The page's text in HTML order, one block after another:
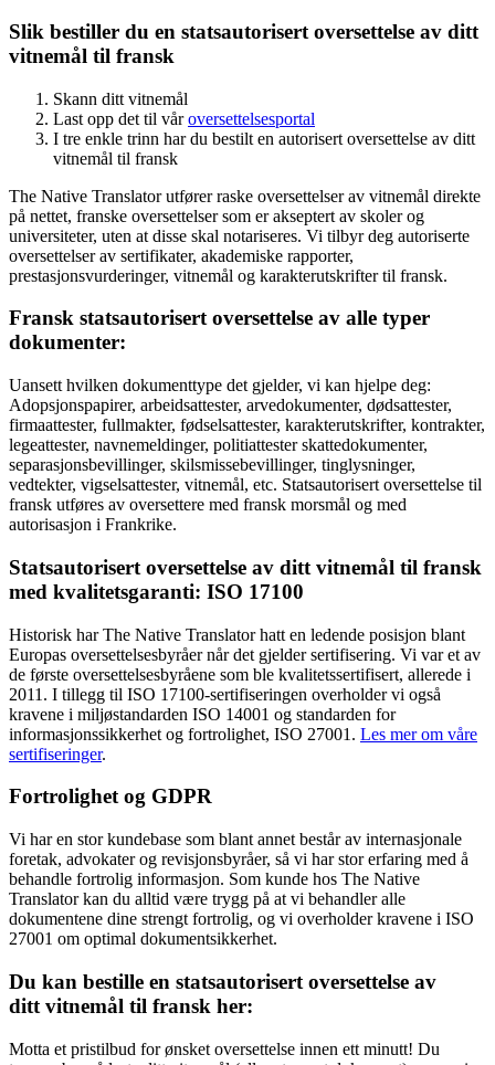
Slik bestiller du en statsautorisert oversettelse av ditt
vitnemål til fransk
Skann ditt vitnemål
Last opp det til våroversettelsesportal
I tre enkle trinn har du bestilt en autorisert oversettelse av ditt
vitnemål til fransk
The Native Translator utfører raske oversettelser av vitnemål direkte
på nettet, franske oversettelser som er akseptert av skoler og
universiteter, uten at disse skal notariseres. Vi tilbyr deg autoriserte
oversettelser av sertifikater, akademiske rapporter,
prestasjonsvurderinger, vitnemål og karakterutskrifter til fransk.
Fransk statsautorisert oversettelse av alle typer
dokumenter:
Uansett hvilken dokumenttype det gjelder, vi kan hjelpe deg:
Adopsjonspapirer, arbeidsattester, arvedokumenter, dødsattester,
firmaattester, fullmakter, fødselsattester, karakterutskrifter, kontrakter,
legeattester, navnemeldinger, politiattester skattedokumenter,
separasjonsbevillinger, skilsmissebevillinger, tinglysninger,
vedtekter, vigselsattester, vitnemål, etc. Statsautorisert oversettelse til
fransk utføres av oversettere med fransk morsmål og med
autorisasjon i Frankrike.
Statsautorisert oversettelse av ditt vitnemål til fransk
med kvalitetsgaranti: ISO 17100
Historisk har The Native Translator hatt en ledende posisjon blant
Europas oversettelsesbyråer når det gjelder sertifisering. Vi var et av
de første oversettelsesbyråene som ble kvalitetssertifisert, allerede i
2011. I tillegg til ISO 17100-sertifiseringen overholder vi også
kravene i miljøstandarden ISO 14001 og standarden for
informasjonssikkerhet og fortrolighet, ISO 27001. Les mer om våre
sertifiseringer.
Fortrolighet og GDPR
Vi har en stor kundebase som blant annet består av internasjonale
foretak, advokater og revisjonsbyråer, så vi har stor erfaring med å
behandle fortrolig informasjon. Som kunde hos The Native
Translator kan du alltid være trygg på at vi behandler alle
dokumentene dine strengt fortrolig, og vi overholder kravene i ISO
27001 om optimal dokumentsikkerhet.
Du kan bestille en statsautorisert oversettelse av
ditt vitnemål til fransk her:
Motta et pristilbud for ønsket oversettelse innen ett minutt! Du